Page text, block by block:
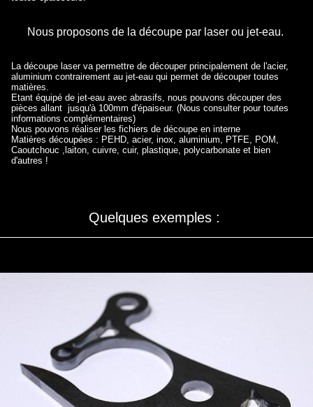
Nous proposons de la découpe par laser ou jet-eau.
La découpe laser va permettre de découper principalement de l'acier,
aluminium contrairement au jet-eau qui permet de découper toutes
matières.
Etant équipé de jet-eau avec abrasifs, nous pouvons découper des
pièces allant jusqu'à 100mm d'épaiseur. (Nous consulter pour toutes
informations complémentaires)
Nous pouvons réaliser les fichiers de découpe en interne
Matières découpées : PEHD, acier, inox, aluminium, PTFE, POM,
Caoutchouc ,laiton, cuivre, cuir, plastique, polycarbonate et bien
d'autres !
Quelques exemples :